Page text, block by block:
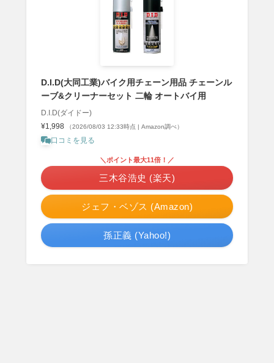
D.I.D(大同工業)バイク用チェーン用品 チェーンル
ーブ&クリーナーセット 二輪 オートバイ用
D.I.D(ダイドー)
¥1,998
（2026/08/03 12:33時点 | Amazon調べ）
口コミを見る
ジェフ・ベゾス (Amazon)
＼ポイント最大11倍！／
三木谷浩史 (楽天)
孫正義 (Yahoo!)